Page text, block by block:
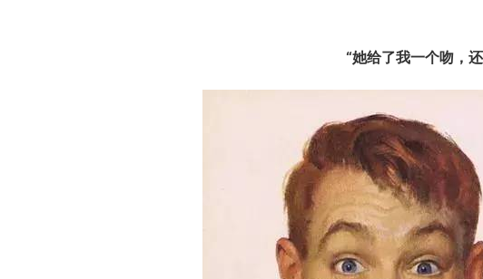
“她给了我一个吻，